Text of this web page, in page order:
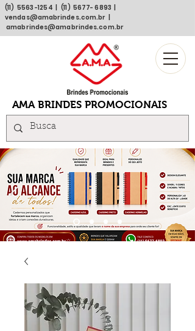
(11) 5563 -1254 | (11) 5677- 6893
vendas@amabrindes.com.br
amabrindes@amabrindes.com.br
AMA BRINDES PROMOCIONAIS